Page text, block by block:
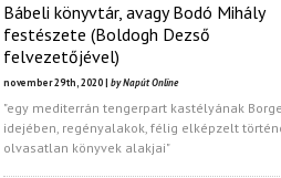
Bábeli könyvtár, avagy Bodó Mihály
festészete (Boldogh Dezső
felvezetőjével)
november 29th, 2020 | by Napút Online
"egy mediterrán tengerpart kastélyának
idejében, regényalakok, félig elképzelt
olvasatlan könyvek alakjai"